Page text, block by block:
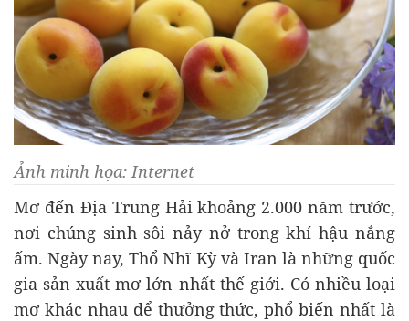
Ảnh minh họa: Internet
Mơ đến Địa Trung Hải khoảng 2.000 năm trước,
nơi chúng sinh sôi nảy nở trong khí hậu nắng
ấm. Ngày nay, Thổ Nhĩ Kỳ và Iran là những quốc
gia sản xuất mơ lớn nhất thế giới. Có nhiều loại
mơ khác nhau để thưởng thức, phổ biến nhất là